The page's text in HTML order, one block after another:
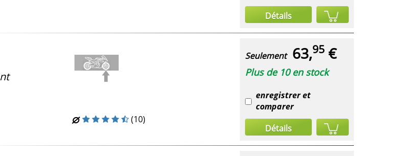
Détails
(10)
Seulement 63,95 €
Plus de 10 en stock
enregistrer et
comparer
Détails